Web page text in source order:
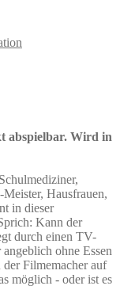
abspielbar. Wird in
Hausfrauen,
in dieser
Kann der
durch einen TV-
ohne Essen
Filmemacher auf
möglich - oder ist es